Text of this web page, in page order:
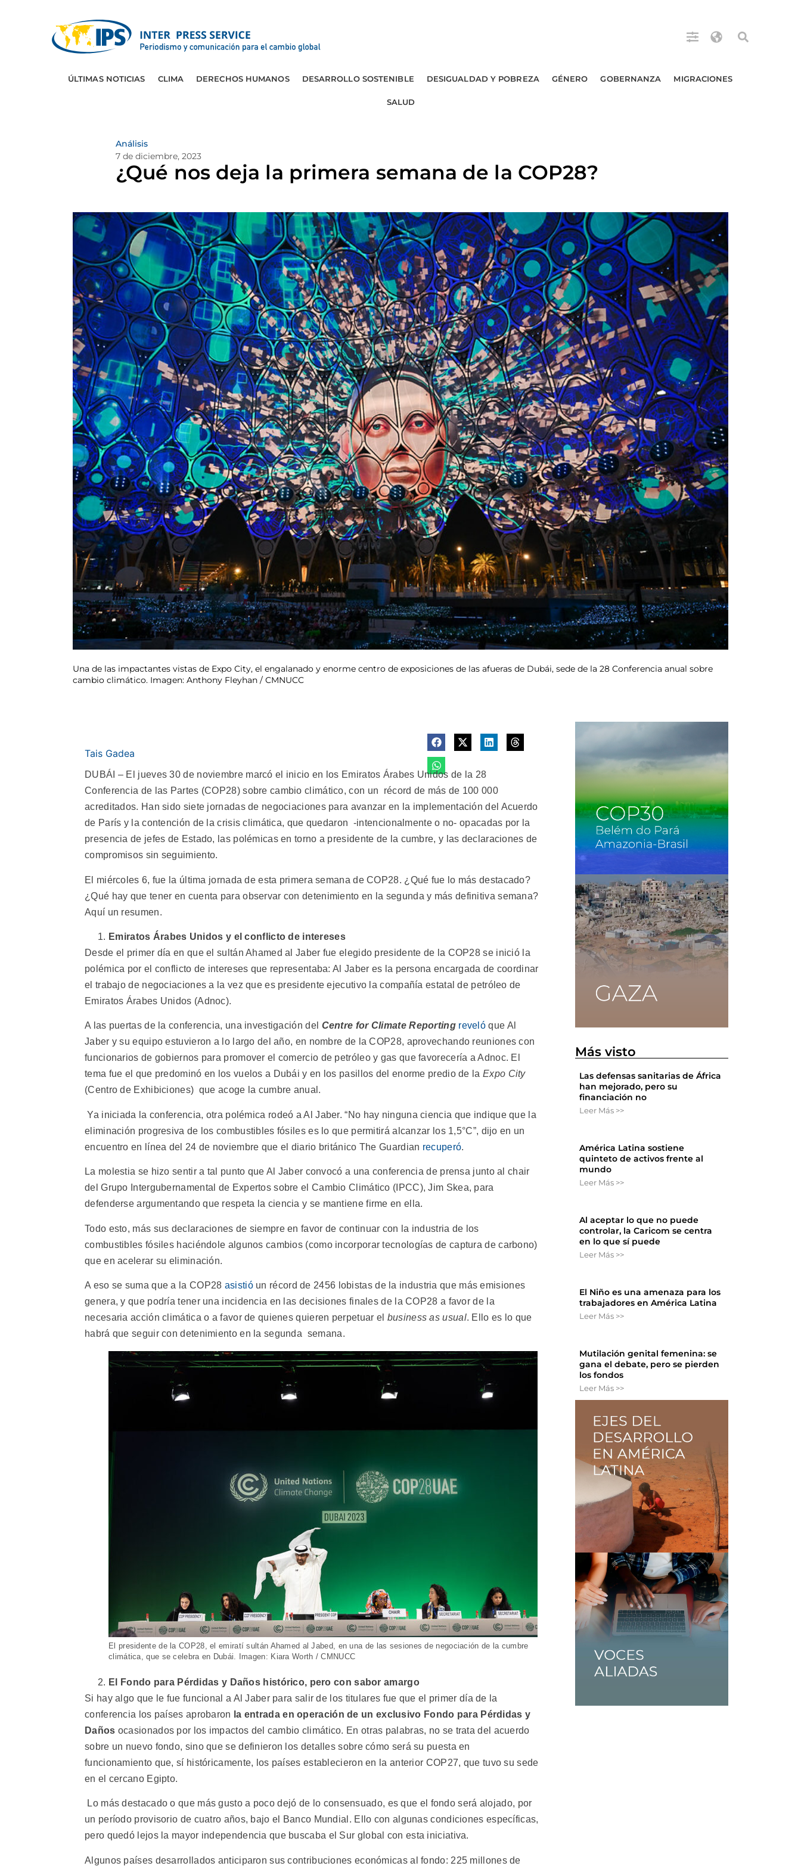
ÚLTIMAS NOTICIAS CLIMA DERECHOS HUMANOS DESARROLLO SOSTENIBLE DESIGUALDAD Y POBREZA GÉNERO GOBERNANZA MIGRACIONES
SALUD
Análisis
7 de diciembre, 2023
¿Qué nos deja la primera semana de la COP28?
Una de las impactantes vistas de Expo City, el engalanado y enorme centro de exposiciones de las afueras de Dubái, sede de la 28 Conferencia anual sobre
cambio climático. Imagen: Anthony Fleyhan / CMNUCC
Tais Gadea
DUBÁI – El jueves 30 de noviembre marcó el inicio en los Emiratos Árabes Unidos de la 28
Conferencia de las Partes (COP28) sobre cambio climático, con un récord de más de 100 000
acreditados. Han sido siete jornadas de negociaciones para avanzar en la implementación del Acuerdo
de París y la contención de la crisis climática, que quedaron -intencionalmente o no- opacadas por la
presencia de jefes de Estado, las polémicas en torno a presidente de la cumbre, y las declaraciones de
compromisos sin seguimiento.
El miércoles 6, fue la última jornada de esta primera semana de COP28. ¿Qué fue lo más destacado?
¿Qué hay que tener en cuenta para observar con detenimiento en la segunda y más definitiva semana?
Aquí un resumen.
Emiratos Árabes Unidos y el conflicto de intereses
Desde el primer día en que el sultán Ahamed al Jaber fue elegido presidente de la COP28 se inició la
polémica por el conflicto de intereses que representaba: Al Jaber es la persona encargada de coordinar
el trabajo de negociaciones a la vez que es presidente ejecutivo la compañía estatal de petróleo de
Emiratos Árabes Unidos (Adnoc).
A las puertas de la conferencia, una investigación del Centre for Climate Reporting reveló que Al
Jaber y su equipo estuvieron a lo largo del año, en nombre de la COP28, aprovechando reuniones con
funcionarios de gobiernos para promover el comercio de petróleo y gas que favorecería a Adnoc. El
tema fue el que predominó en los vuelos a Dubái y en los pasillos del enorme predio de la Expo City
(Centro de Exhibiciones) que acoge la cumbre anual.
Ya iniciada la conferencia, otra polémica rodeó a Al Jaber. “No hay ninguna ciencia que indique que la
eliminación progresiva de los combustibles fósiles es lo que permitirá alcanzar los 1,5°C”, dijo en un
encuentro en línea del 24 de noviembre que el diario británico The Guardian recuperó.
La molestia se hizo sentir a tal punto que Al Jaber convocó a una conferencia de prensa junto al chair
del Grupo Intergubernamental de Expertos sobre el Cambio Climático (IPCC), Jim Skea, para
defenderse argumentando que respeta la ciencia y se mantiene firme en ella.
Todo esto, más sus declaraciones de siempre en favor de continuar con la industria de los
combustibles fósiles haciéndole algunos cambios (como incorporar tecnologías de captura de carbono)
que en acelerar su eliminación.
A eso se suma que a la COP28 asistióun récord de 2456 lobistas de la industria que más emisiones
genera, y que podría tener una incidencia en las decisiones finales de la COP28 a favor de la
necesaria acción climática o a favor de quienes quieren perpetuar el business as usual. Ello es lo que
habrá que seguir con detenimiento en la segunda semana.
El presidente de la COP28, el emiratí sultán Ahamed al Jabed, en una de las sesiones de negociación de la cumbre
climática, que se celebra en Dubái. Imagen: Kiara Worth / CMNUCC
El Fondo para Pérdidas y Daños histórico, pero con sabor amargo
Si hay algo que le fue funcional a Al Jaber para salir de los titulares fue que el primer día de la
conferencia los países aprobaron la entrada en operación de un exclusivo Fondo para Pérdidas y
Daños ocasionados por los impactos del cambio climático. En otras palabras, no se trata del acuerdo
sobre un nuevo fondo, sino que se definieron los detalles sobre cómo será su puesta en
funcionamiento que, sí históricamente, los países establecieron en la anterior COP27, que tuvo su sede
en el cercano Egipto.
Lo más destacado o que más gusto a poco dejó de lo consensuado, es que el fondo será alojado, por
un período provisorio de cuatro años, bajo el Banco Mundial. Ello con algunas condiciones específicas,
pero quedó lejos la mayor independencia que buscaba el Sur global con esta iniciativa.
Algunos países desarrollados anticiparon sus contribuciones económicas al fondo: 225 millones de
Más visto
Las defensas sanitarias de África
han mejorado, pero su
financiación no
Leer Más >>
América Latina sostiene
quinteto de activos frente al
mundo
Leer Más >>
Al aceptar lo que no puede
controlar, la Caricom se centra
en lo que sí puede
Leer Más >>
El Niño es una amenaza para los
trabajadores en América Latina
Leer Más >>
Mutilación genital femenina: se
gana el debate, pero se pierden
los fondos
Leer Más >>